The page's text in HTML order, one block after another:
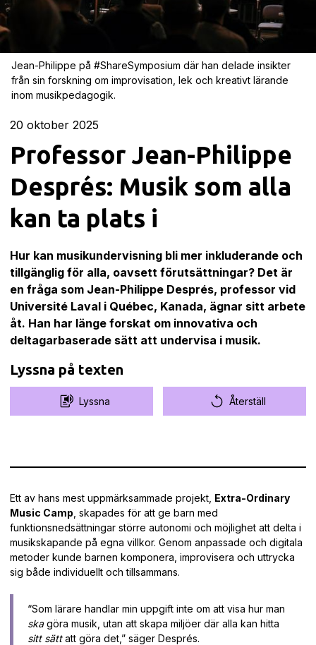
Jean-Philippe på #ShareSymposium där han delade insikter
från sin forskning om improvisation, lek och kreativt lärande
inom musikpedagogik.
20 oktober 2025
Professor Jean-Philippe
Després: Musik som alla
kan ta plats i
Hur kan musikundervisning bli mer inkluderande och
tillgänglig för alla, oavsett förutsättningar? Det är
en fråga som Jean-Philippe Després, professor vid
Université Laval i Québec, Kanada, ägnar sitt arbete
åt. Han har länge forskat om innovativa och
deltagarbaserade sätt att undervisa i musik.
Lyssna på texten
Lyssna Återställ
Ett av hans mest uppmärksammade projekt, Extra-Ordinary
Music Camp , skapades för att ge barn med
funktionsnedsättningar större autonomi och möjlighet att delta i
musikskapande på egna villkor. Genom anpassade och digitala
metoder kunde barnen komponera, improvisera och uttrycka
sig både individuellt och tillsammans.
“Som lärare handlar min uppgift inte om att visa hur man
skagöra musik, utan att skapa miljöer där alla kan hitta
sitt sättatt göra det,” säger Després.